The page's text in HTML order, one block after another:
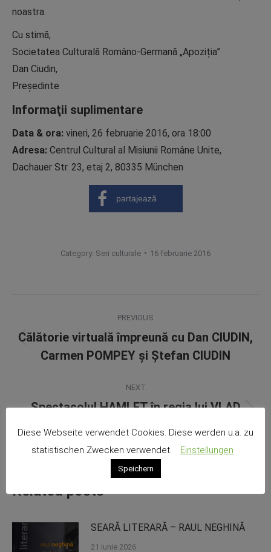
noastra.
Cu stimă,
Societatea Culturală Româno-Germană „Apoziția”
Dan Ciudin,
Președinte
Informaţii suplimentare
Data & ora: vineri, 26 februarie 2016, ora 18:00
Adresa: Centrul Cultural al Misiunii Române Unite,
Dachauer Str. 23, etaj 2, 80335 München
partajează
Category: Seri culturale 16 februarie 2016
navigation
PREVIOUS
Previous
post:
Călătorie virtuală împreună cu Dan CIUDIN,
Carmen POMPEY și Ștefan CIUDIN
NEXT
post:
Spectacolul HAMLET în regia lui VLAD
MUGUR
Related posts
SEARĂ LITERARĂ – RAUL NEGHINĂ
21 iunie 2026
Diese Webseite verwendet Cookies. Diese werden u.a. zu
statistischen Zwecken verwendet.
Einstellungen
Speichern